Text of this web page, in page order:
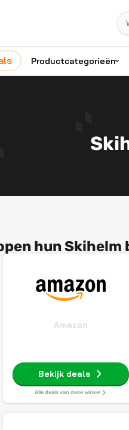
Productcategorieën
hun Skihelm
Amazon
Bekijk deals
Alle deals van deze winkel